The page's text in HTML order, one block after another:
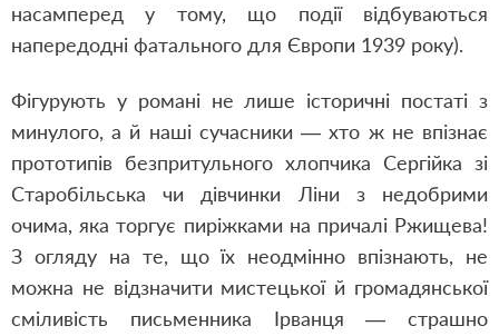
насамперед у тому, що події відбуваються
напередодні фатального для Європи 1939 року).
Фігурують у романі не лише історичні постаті з
минулого, а й наші сучасники — хто ж не впізнає
прототипів безпритульного хлопчика Сергійка зі
Старобільська чи дівчинки Ліни з недобрими
очима, яка торгує пиріжками на причалі Ржищева!
З огляду на те, що їх неодмінно впізнають, не
можна не відзначити мистецької й громадянської
сміливість письменника Ірванця — страшно